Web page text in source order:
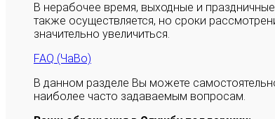
В нерабочее время, выходные и
также осуществляется, но сроки
значительно увеличиться.
FAQ (ЧаВо)
В данном разделе Вы можете
наиболее часто задаваемым вопросам.